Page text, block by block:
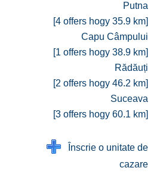
Putna
[4 offers hogy 35.9 km]
Capu Câmpului
[1 offers hogy 38.9 km]
Rădăuți
[2 offers hogy 46.2 km]
Suceava
[3 offers hogy 60.1 km]
Înscrie o unitate de
cazare